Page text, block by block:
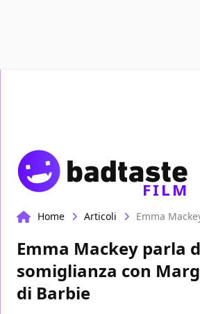
FILM
Home Articoli
Emma Mackey parla
somiglianza con
di Barbie